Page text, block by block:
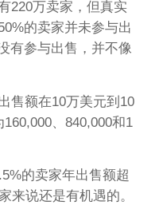
220万卖家，但真实
的卖家并未参与出
有参与出售，并不像
售额在10万美元到10
、840,000和1
的卖家年出售额超
来说还是有机遇的。